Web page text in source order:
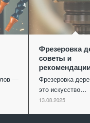
—
Фрезеровка
советы и
Фрезеровка
это искусство…
13.08.2025